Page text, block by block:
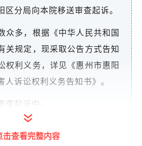
区分局向本院移送审查起诉。
众多，根据《中华人民共和国
关规定，现采取公告方式告知
权利义务，详见《惠州市惠阳
人诉讼权利义务告知书》。
查起诉中。
击查看完整内容